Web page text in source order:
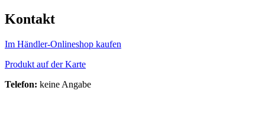
Kontakt
Im Händler-Onlineshop kaufen
Produkt auf der Karte
Telefon: keine Angabe